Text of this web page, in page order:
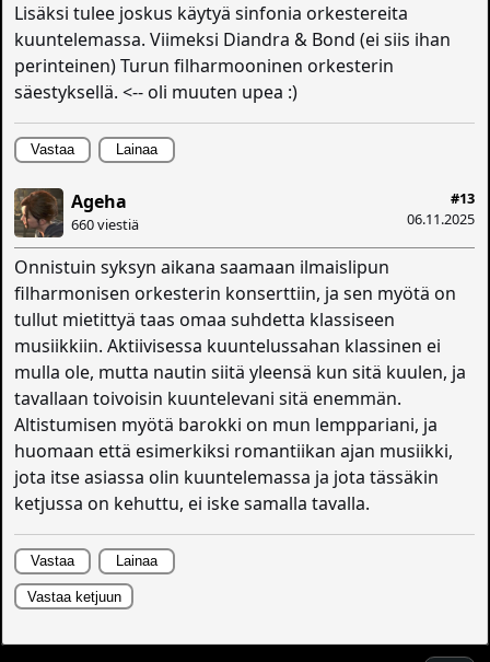
Lisäksi tulee joskus käytyä sinfonia orkestereita
kuuntelemassa. Viimeksi Diandra & Bond (ei siis ihan
perinteinen) Turun filharmooninen orkesterin
säestyksellä. <-- oli muuten upea :)
Vastaa Lainaa
#13
06.11.2025
Ageha
660 viestiä
Onnistuin syksyn aikana saamaan ilmaislipun
filharmonisen orkesterin konserttiin, ja sen myötä on
tullut mietittyä taas omaa suhdetta klassiseen
musiikkiin. Aktiivisessa kuuntelussahan klassinen ei
mulla ole, mutta nautin siitä yleensä kun sitä kuulen, ja
tavallaan toivoisin kuuntelevani sitä enemmän.
Altistumisen myötä barokki on mun lemppariani, ja
huomaan että esimerkiksi romantiikan ajan musiikki,
jota itse asiassa olin kuuntelemassa ja jota tässäkin
ketjussa on kehuttu, ei iske samalla tavalla.
Vastaa Lainaa
Vastaa ketjuun